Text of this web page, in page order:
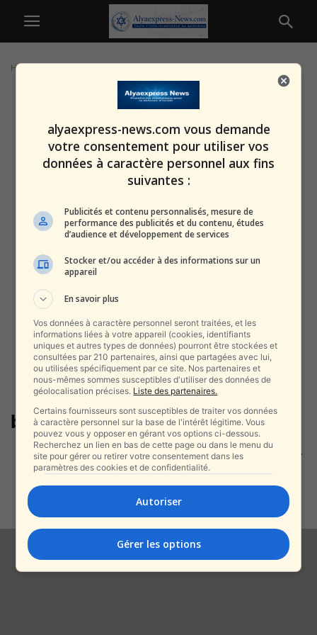
Home
bureaucratie grecque
Crète : des touristes posent eux-
mêmes des pavés, déclenchant
une polémique...
alxprss_sab - 7 août 2025
alyaexpress-news.com vous demande
votre consentement pour utiliser vos
données à caractère personnel aux fins
suivantes :
Publicités et contenu personnalisés, mesure de
performance des publicités et du contenu, études
d’audience et développement de services
Stocker et/ou accéder à des informations sur un
appareil
En savoir plus
Vos données à caractère personnel seront traitées, et les
informations liées à votre appareil (cookies, identifiants
uniques et autres types de données) pourront être stockées et
consultées par 210 partenaires, ainsi que partagées avec lui,
ou utilisées spécifiquement par ce site. Nos partenaires et
nous-mêmes sommes susceptibles d'utiliser des données de
géolocalisation précises. Liste des partenaires.
Certains fournisseurs sont susceptibles de traiter vos données
à caractère personnel sur la base de l'intérêt légitime. Vous
pouvez vous y opposer en gérant vos options ci-dessous.
Recherchez un lien en bas de cette page ou dans le menu du
site pour gérer ou retirer votre consentement dans les
paramètres des cookies et de confidentialité.
Autoriser
Gérer les options